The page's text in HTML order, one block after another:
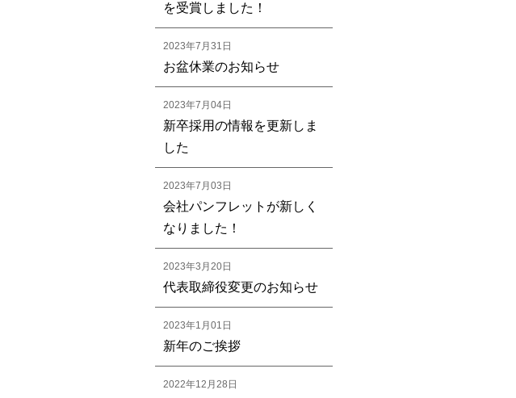
を受賞しました！
2023年7月31日
お盆休業のお知らせ
2023年7月04日
新卒採用の情報を更新しま
した
2023年7月03日
会社パンフレットが新しく
なりました！
2023年3月20日
代表取締役変更のお知らせ
2023年1月01日
新年のご挨拶
2022年12月28日